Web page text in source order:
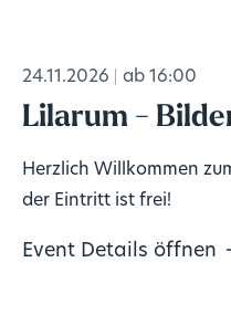
24.11.2026 ab 16:00
Lilarum -
Herzlich Willkommen
der Eintritt ist frei!
Event Details öffnen